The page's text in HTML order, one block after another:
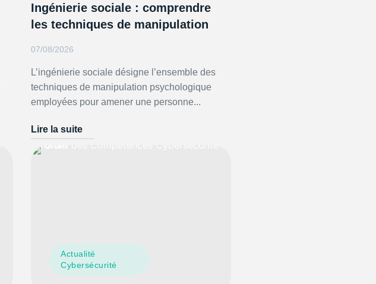
Ingénierie sociale : comprendre
les techniques de manipulation
07/08/2026
L’ingénierie sociale désigne l’ensemble des
techniques de manipulation psychologique
employées pour amener une personne...
Lire la suite
Actualité
Cybersécurité